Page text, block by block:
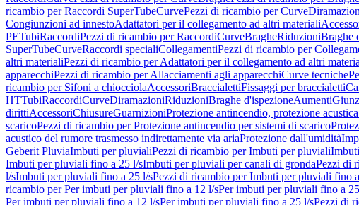
ricambio per Raccordi SuperTubeCurvePezzi di ricambio per Curve
Congiunzioni ad innestoAdattatori per il collegamento ad altri materiali
PETubiRaccordiPezzi di ricambio per RaccordiCurveBragheRiduzioniBraghe
SuperTubeCurveRaccordi specialiCollegamentiPezzi di ricambio per
altri materialiPezzi di ricambio per Adattatori per il collegamento ad altri
apparecchiPezzi di ricambio per Allacciamenti agli apparecchiCurve tecniche
ricambio per Sifoni a chiocciolaAccessoriBraccialettiFissaggi per braccialetti
HTTubiRaccordiCurveDiramazioniRiduzioniBraghe d'ispezioneAumenti
dirittiAccessoriChiusureGuarnizioniProtezione antincendio, protezione
scaricoPezzi di ricambio per Protezione antincendio per sistemi di scarico
acustico del rumore trasmesso indirettamente via ariaProtezione dall'umidità
Geberit PluviaImbuti per pluvialiPezzi di ricambio per Imbuti per pluviali
Imbuti per pluviali fino a 25 l/sImbuti per pluviali per canali di grondaPezzi di
l/sImbuti per pluviali fino a 25 l/sPezzi di ricambio per Imbuti per pluviali fino
ricambio per Per imbuti per pluviali fino a 12 l/sPer imbuti per pluviali fino a
Per imbuti per pluviali fino a 12 l/sPer imbuti per pluviali fino a 25 l/sPezzi di